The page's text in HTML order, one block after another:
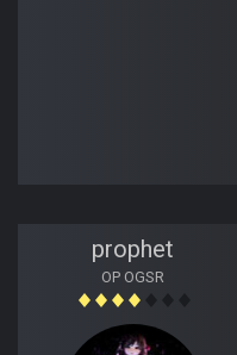
prophet
OP OGSR